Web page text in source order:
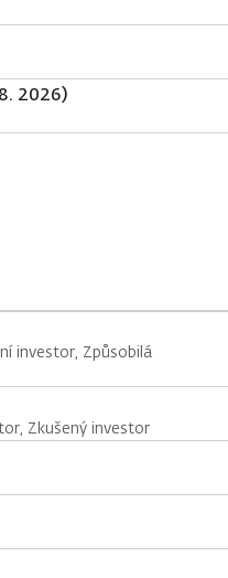
2026)
investor, Způsobilá
Zkušený investor